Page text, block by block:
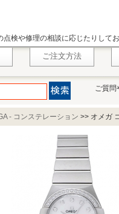
検や修理の相談に応じたりして
ご注文方法
ご質問
- コンステレーション >> オメガ